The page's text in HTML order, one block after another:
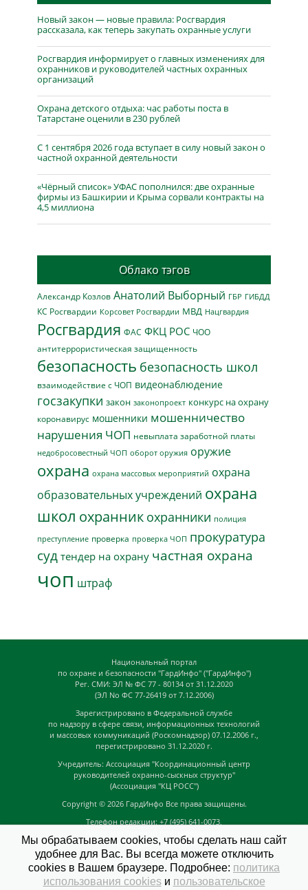
Новый закон — новые правила: Росгвардия
рассказала, как теперь закупать охранные услуги
Росгвардия информирует о главных изменениях для
охранников и руководителей частных охранных
организаций
Охрана детского отдыха: час работы поста в
Татарстане оценили в 230 рублей
С 1 сентября 2026 года вступает в силу новый закон о
частной охранной деятельности
«Чёрный список» УФАС пополнился: две охранные
фирмы из Башкирии и Крыма сорвали контракты на
4,5 миллиона
Облако тэгов
Александр Козлов Анатолий Выборный ГБР ГИБДД
КС Росгвардии Корсовет Росгвардии МВД Нацгвардия
Росгвардия ФАС ФКЦ РОС ЧОО
антитеррористическая защищенность
безопасность безопасность школ
взаимодействие с ЧОП видеонаблюдение
госзакупки закон законопроект конкурс на охрану
коронавирус мошенники мошенничество
нарушения ЧОП невыплата заработной платы
недобросовестный ЧОП оборот оружия оружие
охрана охрана массовых мероприятий охрана
образовательных учреждений охрана
школ охранник охранники полиция
преступление проверка проверка ЧОП прокуратура
суд тендер на охрану частная охрана
чоп штраф
Национальный портал
по охране и безопасности "ГардИнфо" ("ГардИнфо")
Рег. СМИ: ЭЛ № ФС 77 - 80134 от 31.12.2020
(ЭЛ No ФС 77-26419 от 7.12.2006)
Зарегистрировано в Федеральной службе
по надзору в сфере связи, информационных технологий
и массовых коммуникаций (Роскомнадзор) 07.12.2006 г.,
перегистрировано 31.12.2020 г.
Учредитель: Ассоциация "Координационный центр
руководителей охранно-сыскных структур"
(Ассоциация "КЦ РОСС")
Copyright © 2026 ГардИнфо Все права защищены.
Телефон редакции: +7 (495) 641-0073,
news@guardinfo.online
Главный редактор: Кузьмин Д.А.
На сайте могут быть размещены
Мы обрабатываем cookies, чтобы сделать наш сайт
удобнее для Вас. Вы всегда можете отключить
cookies в Вашем браузере. Подробнее: политика
использования cookiesи пользовательское